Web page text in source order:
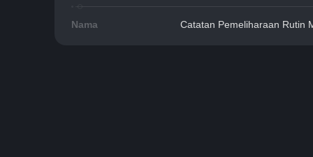
Nama Catatan Pemeliharaan Rutin